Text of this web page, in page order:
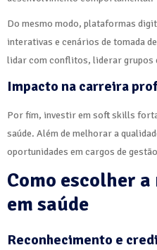
Do mesmo modo, plataformas
interativas e cenários de tomada
lidar com conflitos, liderar grupos
Impacto na carreira
Por fim, investir em soft skills
saúde. Além de melhorar a
oportunidades em cargos de
Como escolher
em saúde
Reconhecimento e